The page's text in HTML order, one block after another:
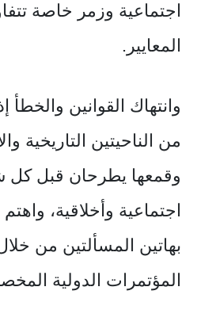
اجتماعية وزمر خاصة
المعايير.
وانتهاك القوانين والخطأ
من الناحيتين التاريخية
وقمعها يطرحان قبل
اجتماعية وأخلاقية،
بهاتين المسألتين من
المؤتمرات الدولية